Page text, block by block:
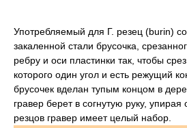
Употребляемый для Г. резец (burin)
закаленной стали брусочка,
ребру и оси пластинки так, чтобы
которого один угол и есть режущий
брусочек вделан тупым концом в
гравер берет в согнутую руку,
резцов гравер имеет целый набор.